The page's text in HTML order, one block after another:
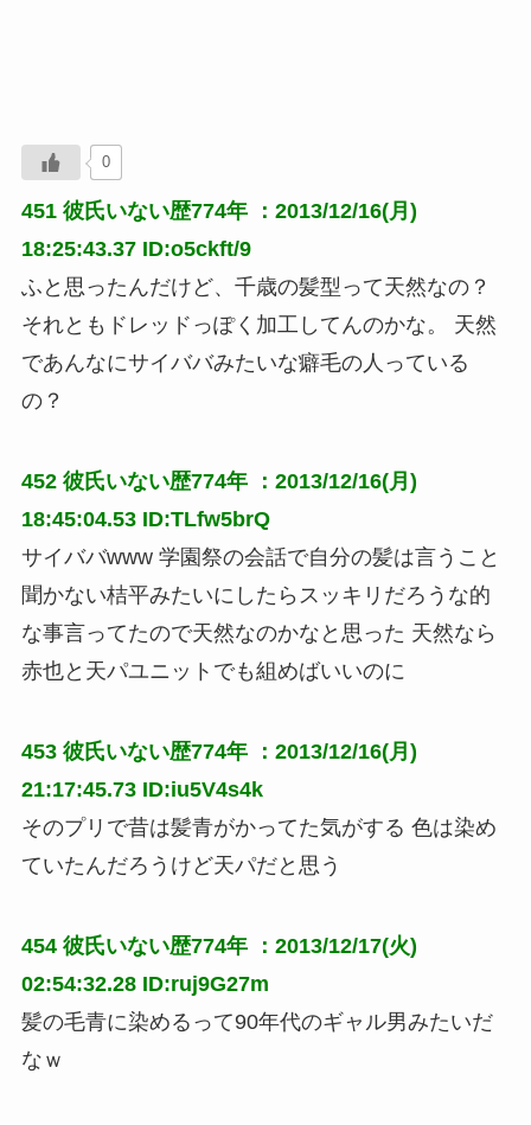
0
451 彼氏いない歴774年
：2013/12/16(月)
18:25:43.37 ID:o5ckft/9
ふと思ったんだけど、千歳の髪型って天然なの？
それともドレッドっぽく加工してんのかな。 天然
であんなにサイババみたいな癖毛の人っている
の？
452 彼氏いない歴774年
：2013/12/16(月)
18:45:04.53 ID:TLfw5brQ
サイババwww 学園祭の会話で自分の髪は言うこと
聞かない桔平みたいにしたらスッキリだろうな的
な事言ってたので天然なのかなと思った 天然なら
赤也と天パユニットでも組めばいいのに
453 彼氏いない歴774年
：2013/12/16(月)
21:17:45.73 ID:iu5V4s4k
そのプリで昔は髪青がかってた気がする 色は染め
ていたんだろうけど天パだと思う
454 彼氏いない歴774年
：2013/12/17(火)
02:54:32.28 ID:ruj9G27m
髪の毛青に染めるって90年代のギャル男みたいだ
なｗ